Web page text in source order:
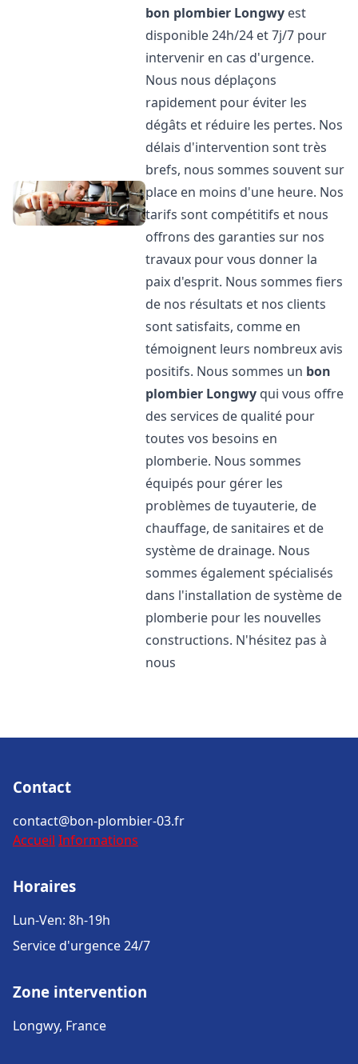
bon plombier Longwy est
disponible 24h/24 et 7j/7 pour
intervenir en cas d'urgence.
Nous nous déplaçons
rapidement pour éviter les
dégâts et réduire les pertes. Nos
délais d'intervention sont très
brefs, nous sommes souvent sur
place en moins d'une heure. Nos
tarifs sont compétitifs et nous
offrons des garanties sur nos
travaux pour vous donner la
paix d'esprit. Nous sommes fiers
de nos résultats et nos clients
sont satisfaits, comme en
témoignent leurs nombreux avis
positifs. Nous sommes un bon
plombier Longwy qui vous offre
des services de qualité pour
toutes vos besoins en
plomberie. Nous sommes
équipés pour gérer les
problèmes de tuyauterie, de
chauffage, de sanitaires et de
système de drainage. Nous
sommes également spécialisés
dans l'installation de système de
plomberie pour les nouvelles
constructions. N'hésitez pas à
nous
Contact
contact@bon-plombier-03.fr
Accueil Informations
Horaires
Lun-Ven: 8h-19h
Service d'urgence 24/7
Zone intervention
Longwy, France